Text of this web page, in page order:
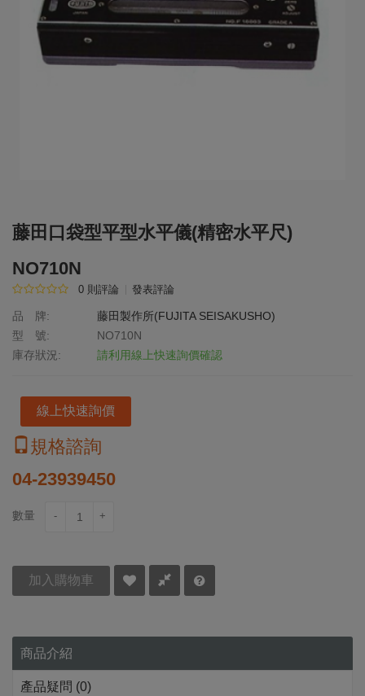
藤田口袋型平型水平儀(精密水平尺)
NO710N
0 則評論 發表評論
品 牌:
藤田製作所(FUJITA SEISAKUSHO)
型 號:
NO710N
庫存狀況:
請利用線上快速詢價確認
線上快速詢價
規格諮詢
04-23939450
數量 - +
加入購物車
商品介紹
產品疑問 (0)